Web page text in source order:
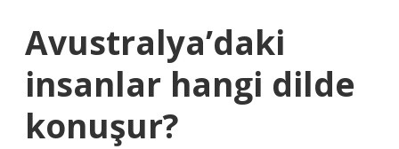
Avustralya’daki
insanlar hangi dilde
konuşur?